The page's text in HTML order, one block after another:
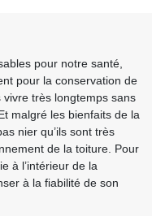
pour notre santé,
pour la conservation de
vivre très longtemps sans
malgré les bienfaits de la
nier qu’ils sont très
de la toiture. Pour
à l’intérieur de la
à la fiabilité de son